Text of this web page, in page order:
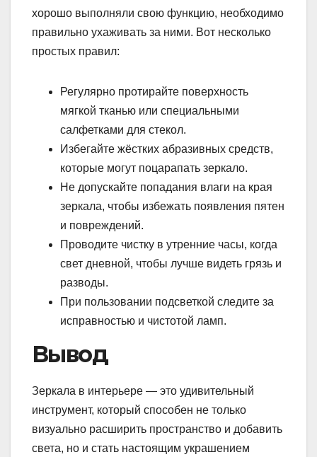
хорошо выполняли свою функцию, необходимо
правильно ухаживать за ними. Вот несколько
простых правил:
Регулярно протирайте поверхность
мягкой тканью или специальными
салфетками для стекол.
Избегайте жёстких абразивных средств,
которые могут поцарапать зеркало.
Не допускайте попадания влаги на края
зеркала, чтобы избежать появления пятен
и повреждений.
Проводите чистку в утренние часы, когда
свет дневной, чтобы лучше видеть грязь и
разводы.
При пользовании подсветкой следите за
исправностью и чистотой ламп.
Вывод
Зеркала в интерьере — это удивительный
инструмент, который способен не только
визуально расширить пространство и добавить
света, но и стать настоящим украшением